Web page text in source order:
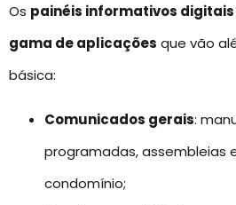
Os painéis informativos digitais
gama de aplicações que vão
básica:
Comunicados gerais:
programadas, assembleias
condomínio;